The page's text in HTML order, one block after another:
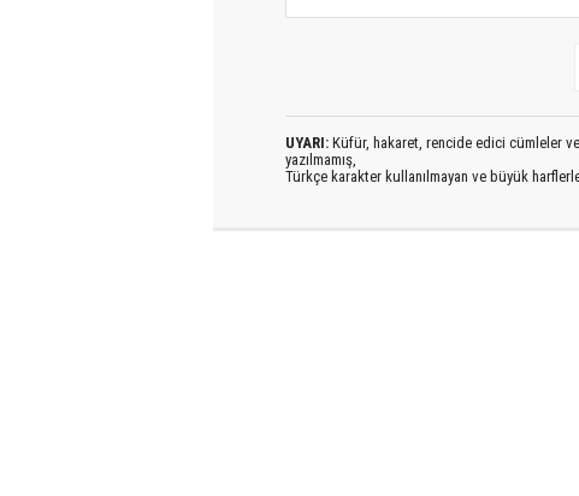
UYARI: Küfür, hakaret, rencide edici cümleler
yazılmamış,
Türkçe karakter kullanılmayan ve büyük